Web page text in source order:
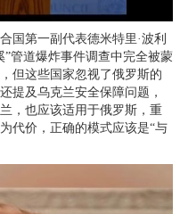
国第一副代表德米特里·波利
管道爆炸事件调查中完全被蒙
但这些国家忽视了俄罗斯的
提及乌克兰安全保障问题，
，也应该适用于俄罗斯，重
代价，正确的模式应该是“与